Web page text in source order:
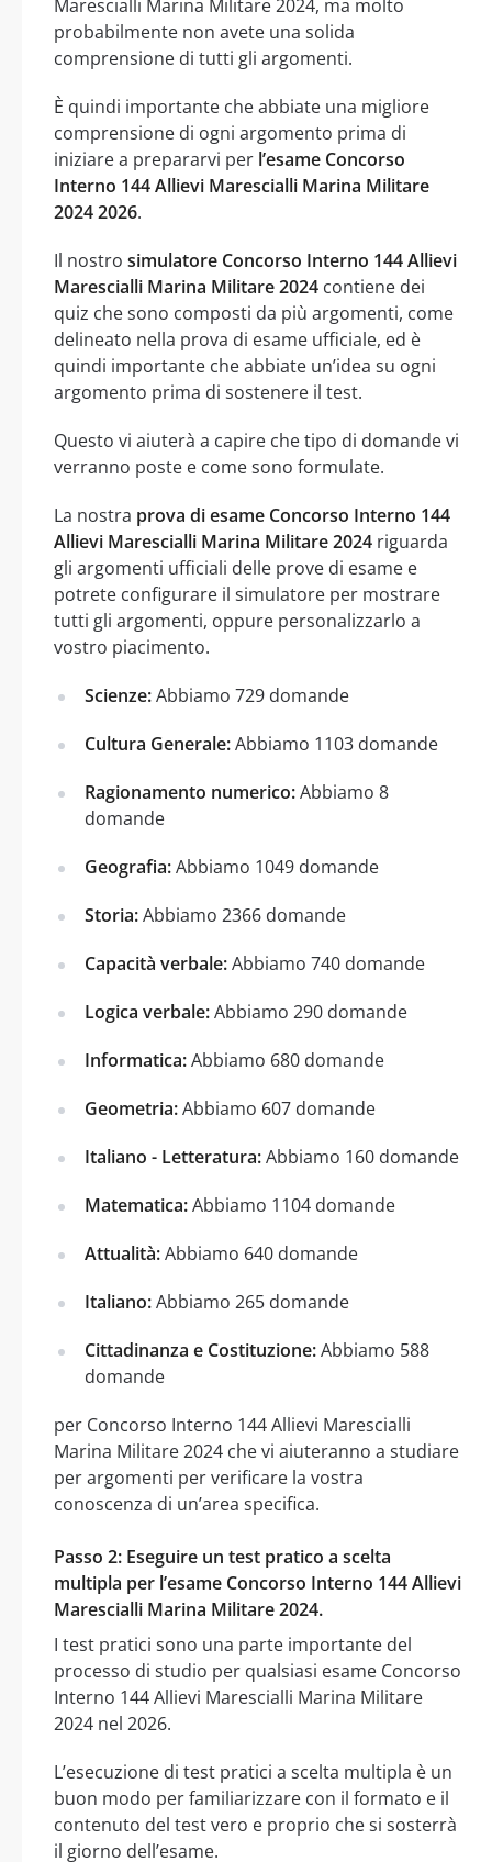
Marescialli Marina Militare 2024, ma molto
probabilmente non avete una solida
comprensione di tutti gli argomenti.
È quindi importante che abbiate una migliore
comprensione di ogni argomento prima di
iniziare a prepararvi per l’esame Concorso
Interno 144 Allievi Marescialli Marina Militare
2024 2026.
Il nostro simulatore Concorso Interno 144 Allievi
Marescialli Marina Militare 2024 contiene dei
quiz che sono composti da più argomenti, come
delineato nella prova di esame ufficiale, ed è
quindi importante che abbiate un’idea su ogni
argomento prima di sostenere il test.
Questo vi aiuterà a capire che tipo di domande vi
verranno poste e come sono formulate.
La nostra prova di esame Concorso Interno 144
Allievi Marescialli Marina Militare 2024 riguarda
gli argomenti ufficiali delle prove di esame e
potrete configurare il simulatore per mostrare
tutti gli argomenti, oppure personalizzarlo a
vostro piacimento.
Scienze:Abbiamo 729 domande
Cultura Generale:Abbiamo 1103 domande
Ragionamento numerico:Abbiamo 8
domande
Geografia:Abbiamo 1049 domande
Storia:Abbiamo 2366 domande
Capacità verbale:Abbiamo 740 domande
Logica verbale:Abbiamo 290 domande
Informatica:Abbiamo 680 domande
Geometria:Abbiamo 607 domande
Italiano - Letteratura:Abbiamo 160 domande
Matematica:Abbiamo 1104 domande
Attualità:Abbiamo 640 domande
Italiano:Abbiamo 265 domande
Cittadinanza e Costituzione:Abbiamo 588
domande
per Concorso Interno 144 Allievi Marescialli
Marina Militare 2024 che vi aiuteranno a studiare
per argomenti per verificare la vostra
conoscenza di un’area specifica.
Passo 2: Eseguire un test pratico a scelta
multipla per l’esame Concorso Interno 144 Allievi
Marescialli Marina Militare 2024.
I test pratici sono una parte importante del
processo di studio per qualsiasi esame Concorso
Interno 144 Allievi Marescialli Marina Militare
2024 nel 2026.
L’esecuzione di test pratici a scelta multipla è un
buon modo per familiarizzare con il formato e il
contenuto del test vero e proprio che si sosterrà
il giorno dell’esame.